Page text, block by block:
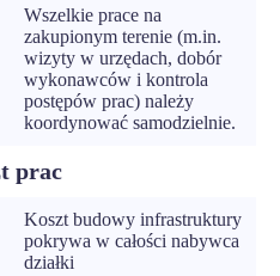
Wszelkie prace na
zakupionym terenie (m.in.
wizyty w urzędach, dobór
wykonawców i kontrola
postępów prac) należy
koordynować samodzielnie.
prac
Koszt budowy infrastruktury
pokrywa w całości nabywca
działki